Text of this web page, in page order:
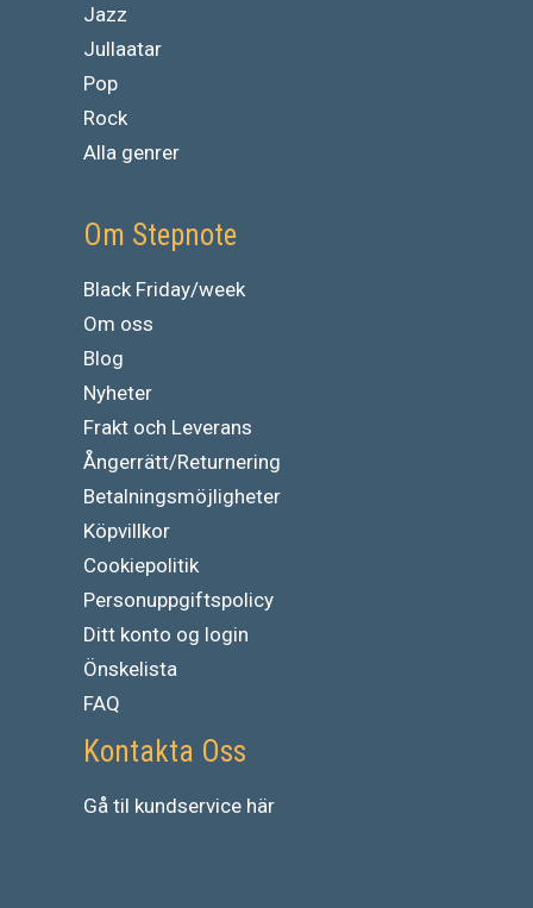
Jazz
Jullaatar
Pop
Rock
Alla genrer
Om Stepnote
Black Friday/week
Om oss
Blog
Nyheter
Frakt och Leverans
Ångerrätt/Returnering
Betalningsmöjligheter
Köpvillkor
Cookiepolitik
Personuppgiftspolicy
Ditt konto og login
Önskelista
FAQ
Kontakta Oss
Gå til kundservice här